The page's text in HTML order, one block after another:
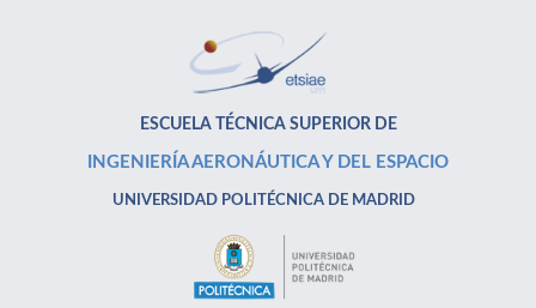
ESCUELA TÉCNICA SUPERIOR DE
INGENIERÍA AERONÁUTICA Y DEL ESPACIO
UNIVERSIDAD POLITÉCNICA DE MADRID